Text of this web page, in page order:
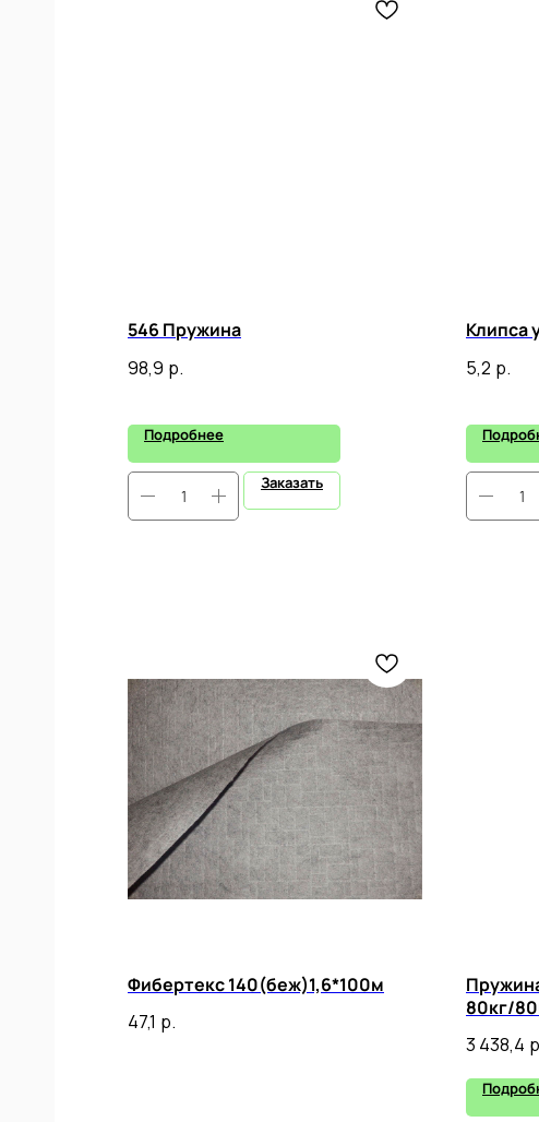
546 Пружина
98,9 р.
Подробнее
Заказать
Клипса
5,2 р.
Фибертекс 140(беж)1,6*100м
47,1 р.
80кг/
3 438,4